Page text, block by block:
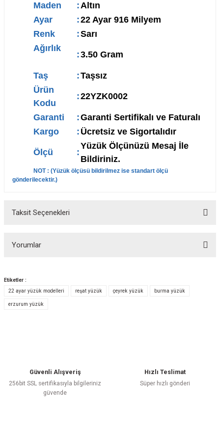
Maden :Altın
Ayar
:22 Ayar 916 Milyem
Renk
:Sarı
Ağırlık
:3.50 Gram
Taş :Taşsız
Ürün
Kodu
:22YZK0002
Garanti :Garanti Sertifikalı ve Faturalı
Kargo
: Ücretsiz ve Sigortalıdır
Ölçü :
Yüzük Ölçünüzü Mesaj İle
Bildiriniz.
NOT : (Yüzük ölçüsü bildirilmez ise standart ölçü
gönderilecektir.)
Taksit Seçenekleri
Yorumlar
Bu ürüne ilk yorumu siz yapın!
Etiketler :
22 ayar yüzük modelleri
reşat yüzük çeyrek yüzük burma yüzük
erzurum yüzük
Güvenli Alışveriş
256bit SSL sertifikasıyla bilgileriniz
güvende
Hızlı Teslimat
Süper hızlı gönderi